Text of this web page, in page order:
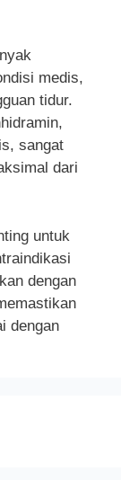
medis,
tidur.
sangat
dari
untuk
dengan
dengan